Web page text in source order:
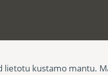
lietotu kustamo mantu.